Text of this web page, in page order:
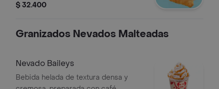
$ 32.400
Granizados Nevados Malteadas
Nevado Baileys
Bebida helada de textura densa y